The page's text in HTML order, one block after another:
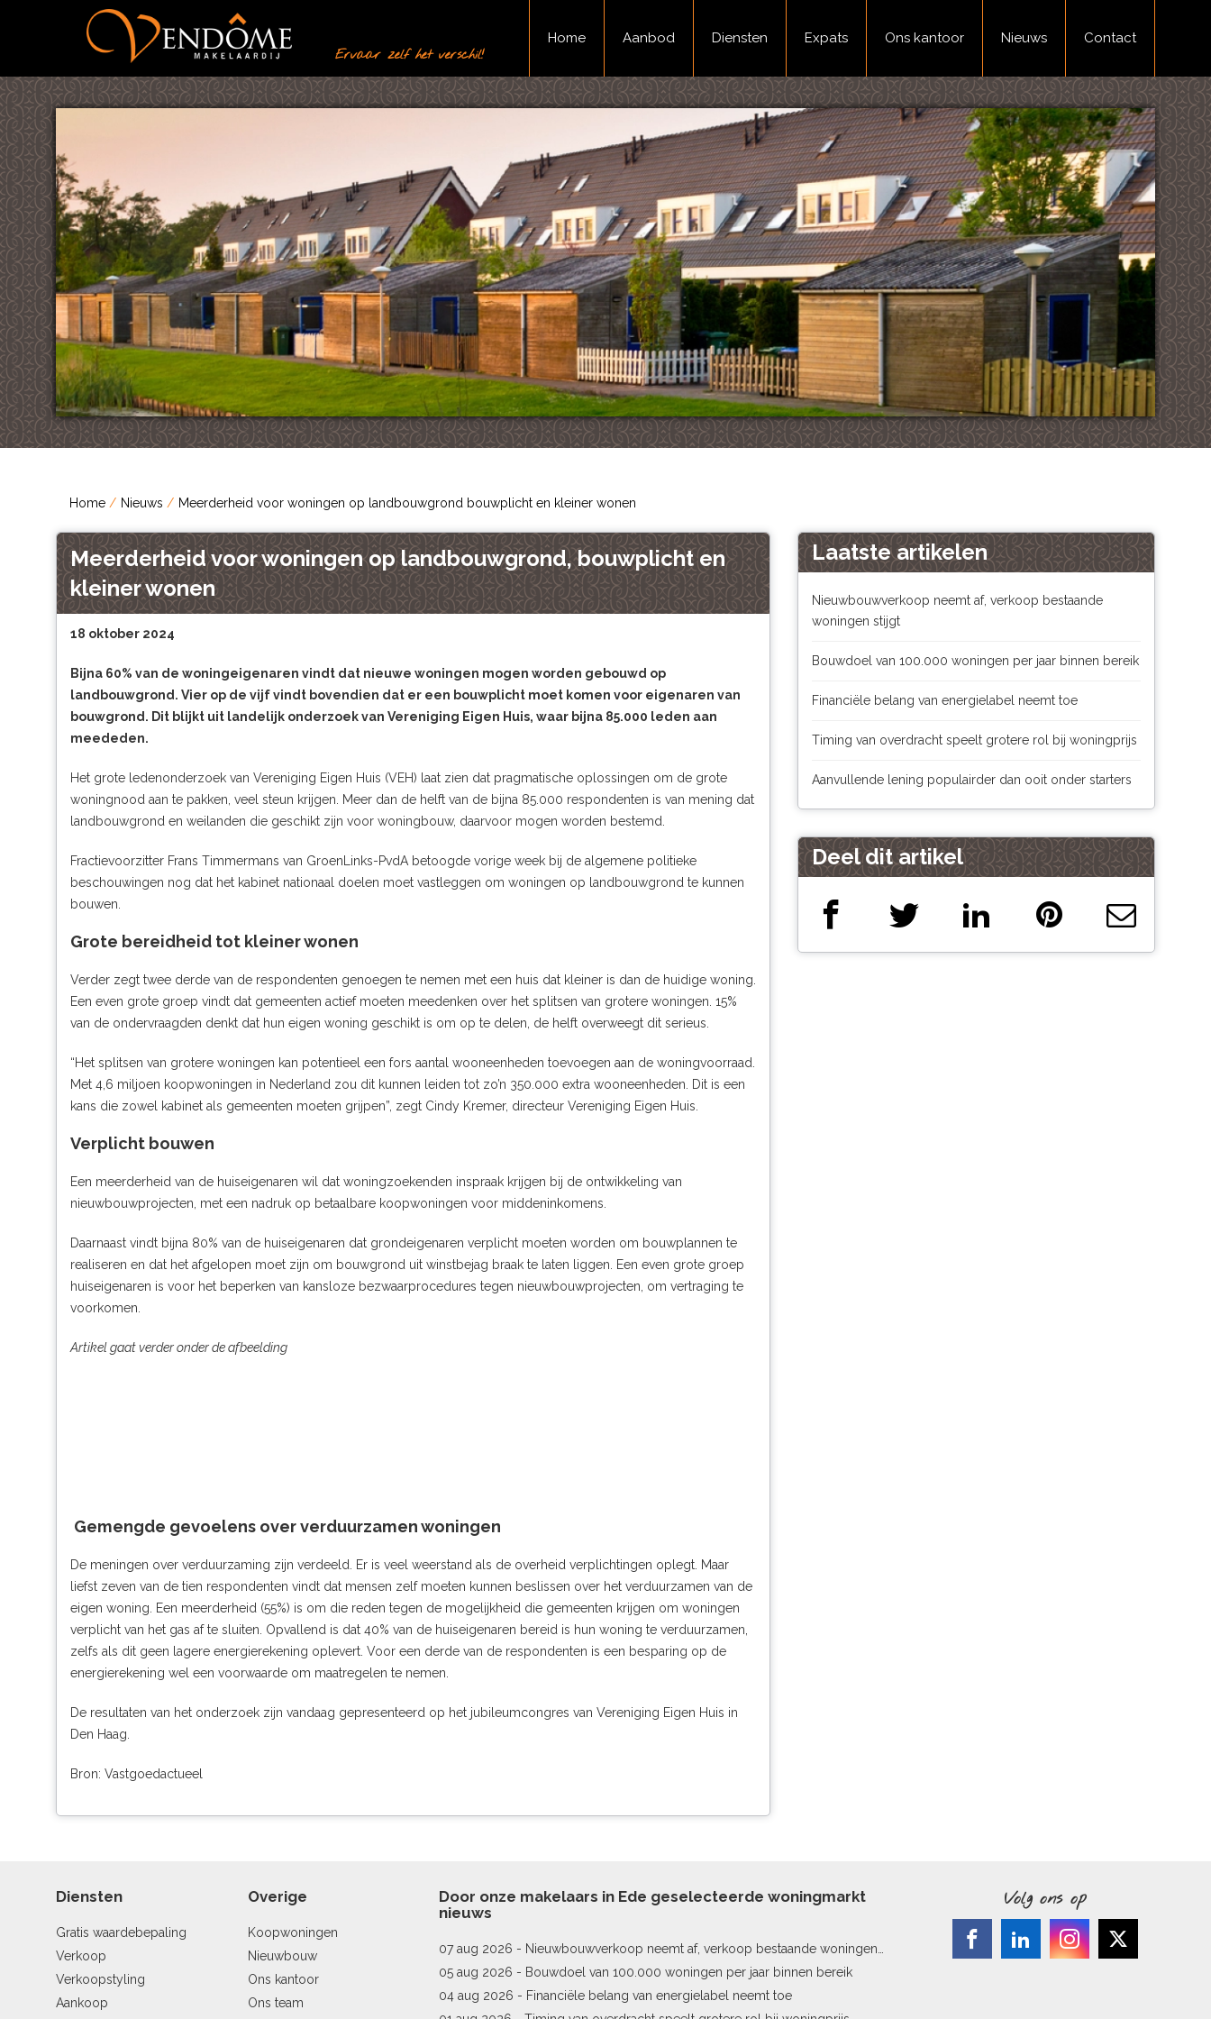
Ervaar zelf het verschil!
Home Aanbod Diensten Expats Ons kantoor Nieuws Contact
Home Nieuws Meerderheid voor woningen op landbouwgrond bouwplicht en kleiner wonen
Meerderheid voor woningen op landbouwgrond, bouwplicht en
kleiner wonen
18 oktober 2024
Bijna 60% van de woningeigenaren vindt dat nieuwe woningen mogen worden gebouwd op
landbouwgrond. Vier op de vijf vindt bovendien dat er een bouwplicht moet komen voor eigenaren van
bouwgrond. Dit blijkt uit landelijk onderzoek van Vereniging Eigen Huis, waar bijna 85.000 leden aan
meededen.
Het grote ledenonderzoek van Vereniging Eigen Huis (VEH) laat zien dat pragmatische oplossingen om de grote
woningnood aan te pakken, veel steun krijgen. Meer dan de helft van de bijna 85.000 respondenten is van mening dat
landbouwgrond en weilanden die geschikt zijn voor woningbouw, daarvoor mogen worden bestemd.
Fractievoorzitter Frans Timmermans van GroenLinks-PvdA betoogde vorige week bij de algemene politieke
beschouwingen nog dat het kabinet nationaal doelen moet vastleggen om woningen op landbouwgrond te kunnen
bouwen.
Grote bereidheid tot kleiner wonen
Verder zegt twee derde van de respondenten genoegen te nemen met een huis dat kleiner is dan de huidige woning.
Een even grote groep vindt dat gemeenten actief moeten meedenken over het splitsen van grotere woningen. 15%
van de ondervraagden denkt dat hun eigen woning geschikt is om op te delen, de helft overweegt dit serieus.
“Het splitsen van grotere woningen kan potentieel een fors aantal wooneenheden toevoegen aan de woningvoorraad.
Met 4,6 miljoen koopwoningen in Nederland zou dit kunnen leiden tot zo’n 350.000 extra wooneenheden. Dit is een
kans die zowel kabinet als gemeenten moeten grijpen”, zegt Cindy Kremer, directeur Vereniging Eigen Huis.
Verplicht bouwen
Een meerderheid van de huiseigenaren wil dat woningzoekenden inspraak krijgen bij de ontwikkeling van
nieuwbouwprojecten, met een nadruk op betaalbare koopwoningen voor middeninkomens.
Daarnaast vindt bijna 80% van de huiseigenaren dat grondeigenaren verplicht moeten worden om bouwplannen te
realiseren en dat het afgelopen moet zijn om bouwgrond uit winstbejag braak te laten liggen. Een even grote groep
huiseigenaren is voor het beperken van kansloze bezwaarprocedures tegen nieuwbouwprojecten, om vertraging te
voorkomen.
Artikel gaat verder onder de afbeelding
Gemengde gevoelens over verduurzamen woningen
De meningen over verduurzaming zijn verdeeld. Er is veel weerstand als de overheid verplichtingen oplegt. Maar
liefst zeven van de tien respondenten vindt dat mensen zelf moeten kunnen beslissen over het verduurzamen van de
eigen woning. Een meerderheid (55%) is om die reden tegen de mogelijkheid die gemeenten krijgen om woningen
verplicht van het gas af te sluiten. Opvallend is dat 40% van de huiseigenaren bereid is hun woning te verduurzamen,
zelfs als dit geen lagere energierekening oplevert. Voor een derde van de respondenten is een besparing op de
energierekening wel een voorwaarde om maatregelen te nemen.
De resultaten van het onderzoek zijn vandaag gepresenteerd op het jubileumcongres van Vereniging Eigen Huis in
Den Haag.
Bron: Vastgoedactueel
Laatste artikelen
Nieuwbouwverkoop neemt af, verkoop bestaande
woningen stijgt
Bouwdoel van 100.000 woningen per jaar binnen bereik
Financiële belang van energielabel neemt toe
Timing van overdracht speelt grotere rol bij woningprijs
Aanvullende lening populairder dan ooit onder starters
Deel dit artikel
Diensten
Gratis waardebepaling
Verkoop
Verkoopstyling
Aankoop
Overige
Koopwoningen
Nieuwbouw
Ons kantoor
Ons team
Door onze makelaars in Ede geselecteerde woningmarkt
nieuws
07 aug 2026 - Nieuwbouwverkoop neemt af, verkoop bestaande woningen
stijgt
05 aug 2026 - Bouwdoel van 100.000 woningen per jaar binnen bereik
04 aug 2026 - Financiële belang van energielabel neemt toe
Volg ons op